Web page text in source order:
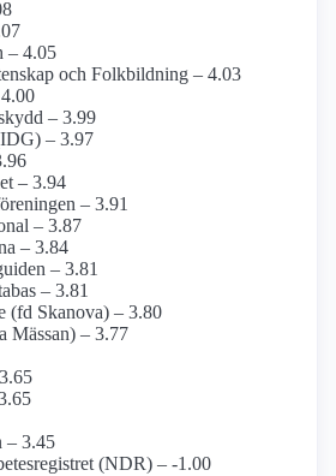
– 4.05
och Folkbildning – 4.03
– 3.99
– 3.97
– 3.94
– 3.91
– 3.87
– 3.84
– 3.81
– 3.81
(fd Skanova) – 3.80
Mässan) – 3.77
– 3.45
(NDR) – -1.00